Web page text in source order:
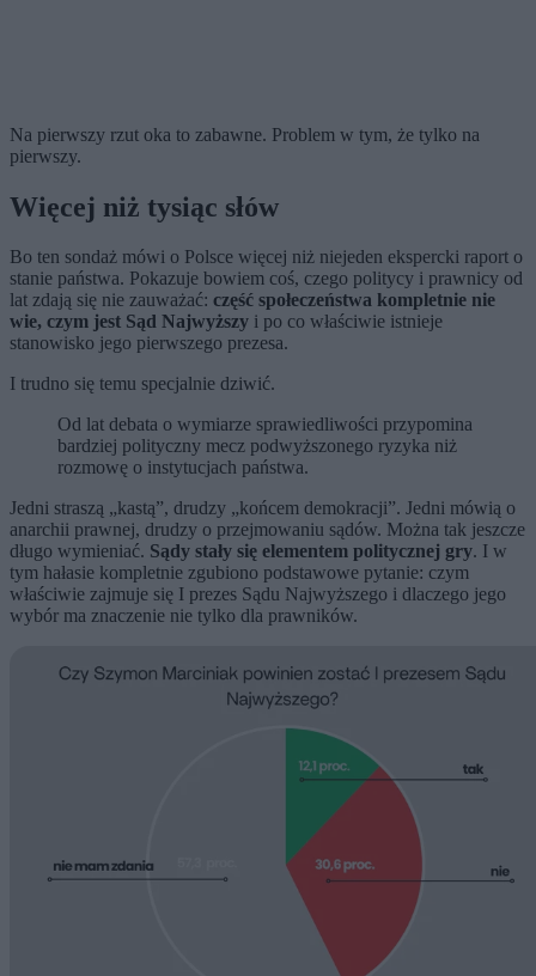
Na pierwszy rzut oka to zabawne. Problem w tym, że tylko na
pierwszy.
Więcej niż tysiąc słów
Bo ten sondaż mówi o Polsce więcej niż niejeden ekspercki raport o
stanie państwa. Pokazuje bowiem coś, czego politycy i prawnicy od
lat zdają się nie zauważać: część społeczeństwa kompletnie nie
wie, czym jest Sąd Najwyższy i po co właściwie istnieje
stanowisko jego pierwszego prezesa.
I trudno się temu specjalnie dziwić.
Od lat debata o wymiarze sprawiedliwości przypomina
bardziej polityczny mecz podwyższonego ryzyka niż
rozmowę o instytucjach państwa.
Jedni straszą „kastą”, drudzy „końcem demokracji”. Jedni mówią o
anarchii prawnej, drudzy o przejmowaniu sądów. Można tak jeszcze
długo wymieniać. Sądy stały się elementem politycznej gry. I w
tym hałasie kompletnie zgubiono podstawowe pytanie: czym
właściwie zajmuje się I prezes Sądu Najwyższego i dlaczego jego
wybór ma znaczenie nie tylko dla prawników.